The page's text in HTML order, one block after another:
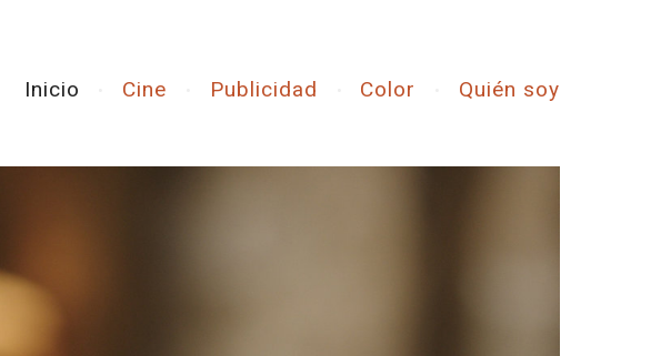
Inicio Cine Publicidad Color Quién soy